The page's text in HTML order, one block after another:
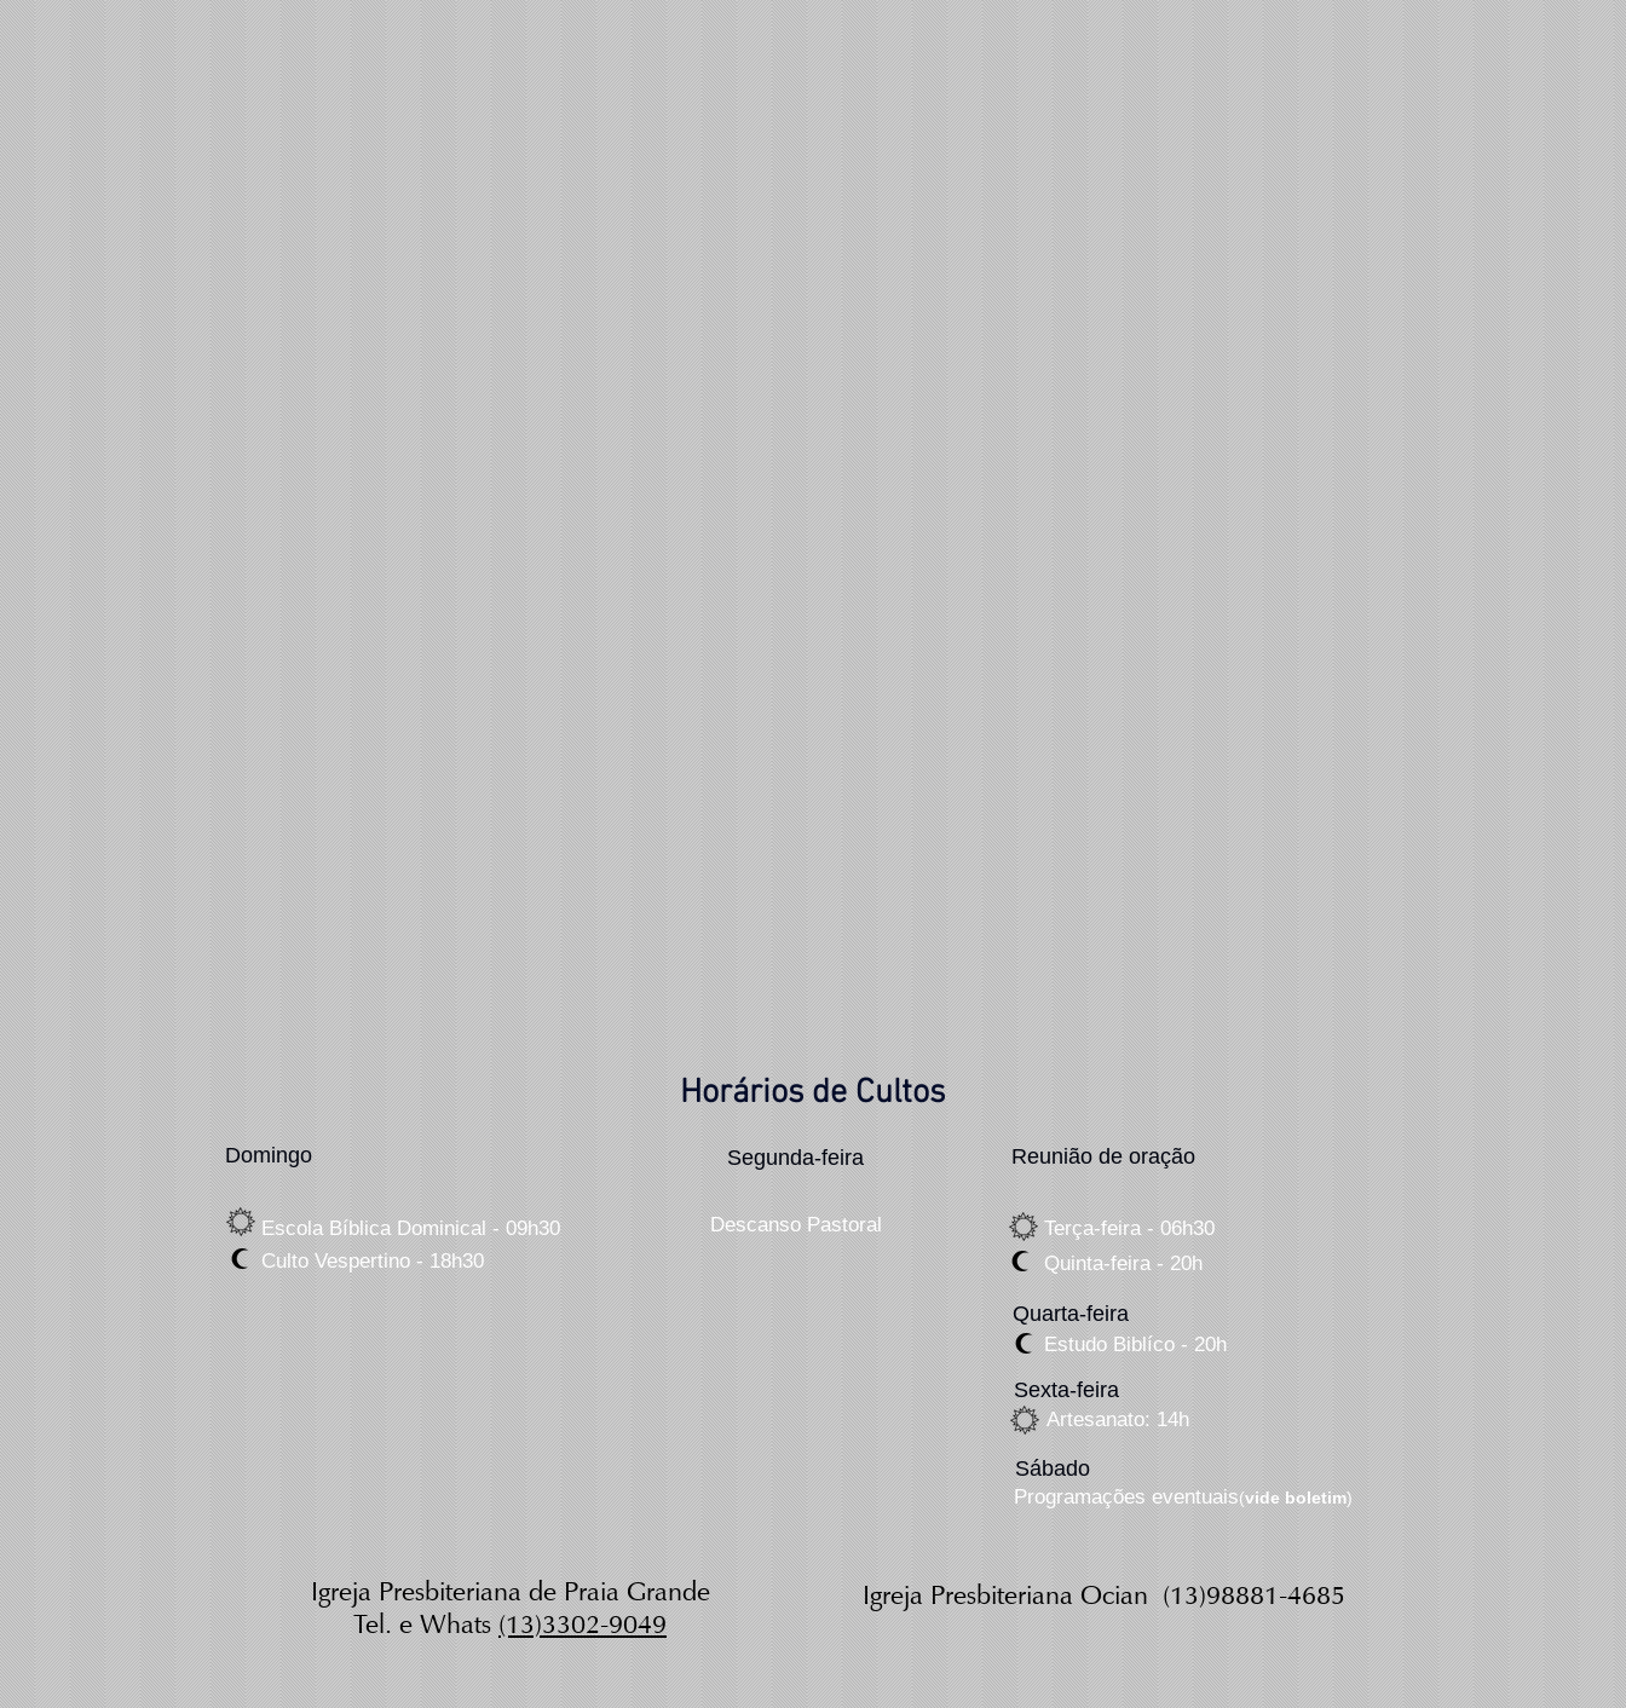
Horários de Cultos
Domingo
Escola Bíblica Dominical - 09h30
Culto Vespertino - 18h30
Segunda-feira
Descanso Pastoral
Reunião de oração
Terça-feira - 06h30
Quinta-feira- 20h
Quarta-feira
Estudo Biblíco - 20h
Sexta-feira
Artesanato: 14h
Programações eventuais(vide boletim)
Sábado
Igreja Presbiteriana de Praia Grande
Tel. e Whats(13)3302-9049
Igreja Presbiteriana Ocian(13)98881-4685